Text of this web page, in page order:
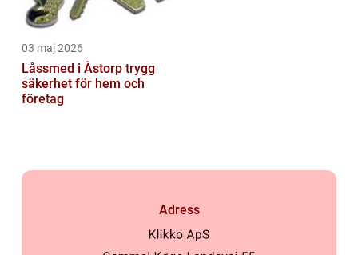
03 maj 2026
Låssmed i Åstorp trygg
säkerhet för hem och
företag
Adress